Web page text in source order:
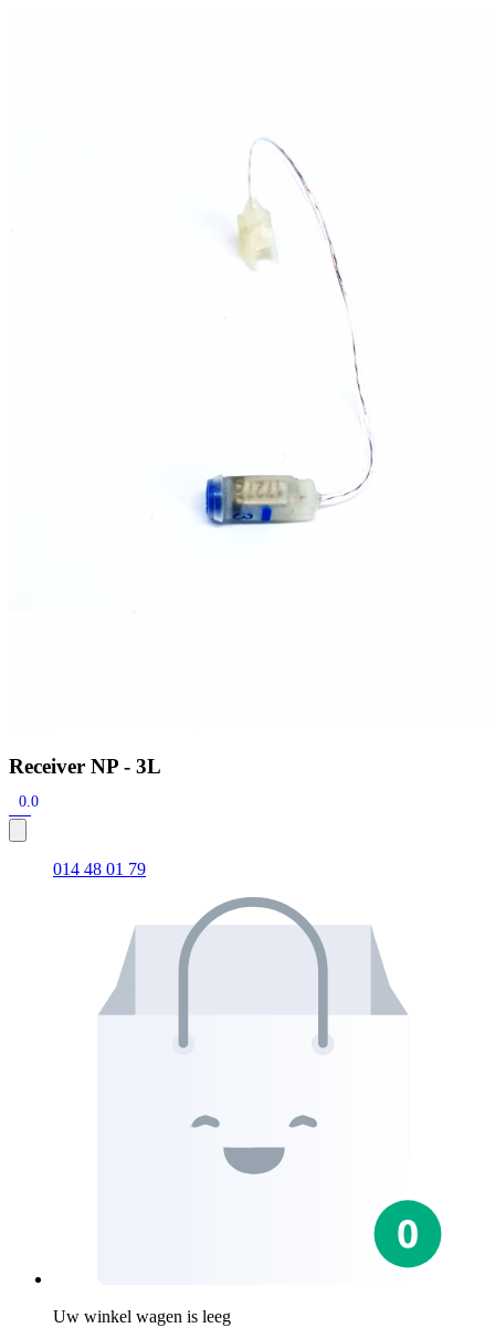
Domes
De Oticon Intent is het nieuwste hoorapparaat van dit moment.
Receiver NP - 3L
0.0
014 48 01 79
Uw winkel wagen is leeg